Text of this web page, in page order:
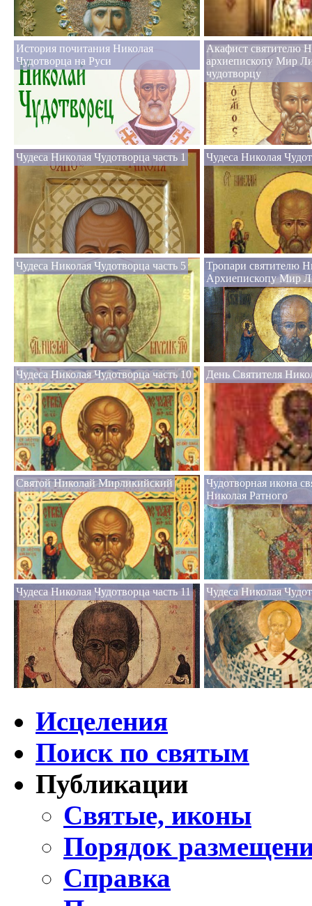
История почитания Николая
Чудотворца на Руси
Акафист святителю
архиепископу Мир
чудотворцу
Чудеса Николая Чудотворца часть 1 Чудеса Николая
Чудеса Николая Чудотворца часть 5
Тропари святителю
Архиепископу Мир
Чудеса Николая Чудотворца часть 10 День Святителя
Святой Николай Мирликийский
Чудотворная икона
Николая Ратного
Чудеса Николая Чудотворца часть 11 Чудеса Николая
Исцеления
Поиск по святым
Публикации
Святые, иконы
Порядок
Справка